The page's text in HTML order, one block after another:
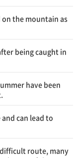
on the mountain as
being caught in
have been
can lead to
route, many